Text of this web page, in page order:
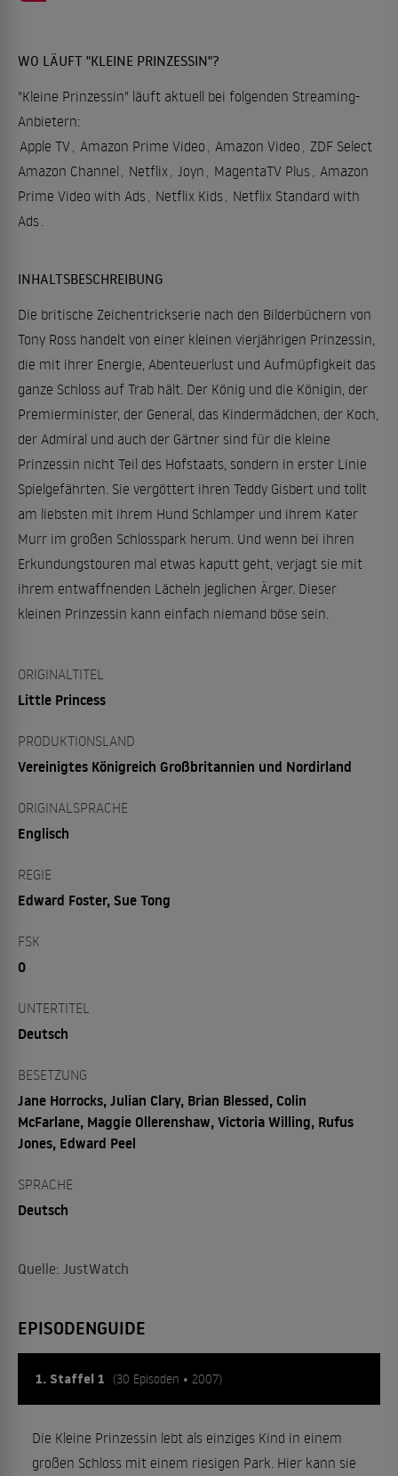
WO LÄUFT "KLEINE PRINZESSIN"?
"Kleine Prinzessin" läuft aktuell bei folgenden Streaming-
Anbietern:
Apple TV, Amazon Prime Video , Amazon Video , ZDF Select
Amazon Channel , Netflix, Joyn , MagentaTV Plus, Amazon
Prime Video with Ads, Netflix Kids, Netflix Standard with
Ads.
INHALTSBESCHREIBUNG
Die britische Zeichentrickserie nach den Bilderbüchern von
Tony Ross handelt von einer kleinen vierjährigen Prinzessin,
die mit ihrer Energie, Abenteuerlust und Aufmüpfigkeit das
ganze Schloss auf Trab hält. Der König und die Königin, der
Premierminister, der General, das Kindermädchen, der Koch,
der Admiral und auch der Gärtner sind für die kleine
Prinzessin nicht Teil des Hofstaats, sondern in erster Linie
Spielgefährten. Sie vergöttert ihren Teddy Gisbert und tollt
am liebsten mit ihrem Hund Schlamper und ihrem Kater
Murr im großen Schlosspark herum. Und wenn bei ihren
Erkundungstouren mal etwas kaputt geht, verjagt sie mit
ihrem entwaffnenden Lächeln jeglichen Ärger. Dieser
kleinen Prinzessin kann einfach niemand böse sein.
ORIGINALTITEL
Little Princess
PRODUKTIONSLAND
Vereinigtes Königreich Großbritannien und Nordirland
ORIGINALSPRACHE
Englisch
REGIE
Edward Foster, Sue Tong
FSK
0
UNTERTITEL
Deutsch
BESETZUNG
Jane Horrocks, Julian Clary, Brian Blessed, Colin
McFarlane, Maggie Ollerenshaw, Victoria Willing, Rufus
Jones, Edward Peel
SPRACHE
Deutsch
Quelle: JustWatch
EPISODENGUIDE
1. Staffel 1 (30 Episoden • 2007)
Die Kleine Prinzessin lebt als einziges Kind in einem
großen Schloss mit einem riesigen Park. Hier kann sie